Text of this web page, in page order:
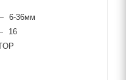
6-36мм
16